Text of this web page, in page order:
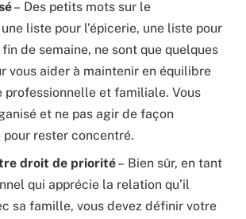
– Des petits mots sur le
liste pour l’épicerie, une liste pour
de semaine, ne sont que quelques
vous aider à maintenir en équilibre
professionnelle et familiale. Vous
et ne pas agir de façon
rester concentré.
droit de priorité– Bien sûr, en tant
qui apprécie la relation qu’il
sa famille, vous devez définir votre